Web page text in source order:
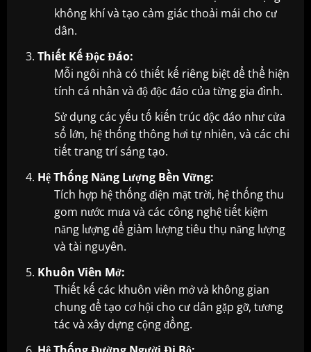
không khí và tạo cảm giác thoải mái cho cư
dân.
Thiết Kế Độc Đáo:
Mỗi ngôi nhà có thiết kế riêng biệt để thể hiện
tính cá nhân và độ độc đáo của từng gia đình.
Sử dụng các yếu tố kiến trúc độc đáo như cửa
sổ lớn, hệ thống thông hơi tự nhiên, và các chi
tiết trang trí sáng tạo.
Hệ Thống Năng Lượng Bền Vững:
Tích hợp hệ thống điện mặt trời, hệ thống thu
gom nước mưa và các công nghệ tiết kiệm
năng lượng để giảm lượng tiêu thụ năng lượng
và tài nguyên.
Khuôn Viên Mở:
Thiết kế các khuôn viên mở và không gian
chung để tạo cơ hội cho cư dân gặp gỡ, tương
tác và xây dựng cộng đồng.